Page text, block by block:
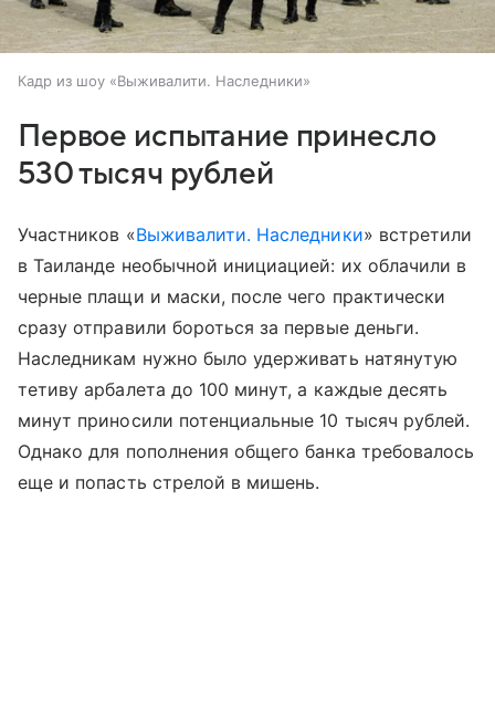
Кадр из шоу «Выживалити. Наследники»
Первое испытание принесло
530 тысяч рублей
Участников «Выживалити. Наследники» встретили
в Таиланде необычной инициацией: их облачили в
черные плащи и маски, после чего практически
сразу отправили бороться за первые деньги.
Наследникам нужно было удерживать натянутую
тетиву арбалета до 100 минут, а каждые десять
минут приносили потенциальные 10 тысяч рублей.
Однако для пополнения общего банка требовалось
еще и попасть стрелой в мишень.